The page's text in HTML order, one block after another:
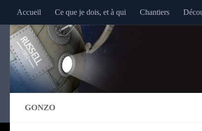
Au dessous du contenu
Accueil Ce que je dois, et à qui Chantiers
GONZO